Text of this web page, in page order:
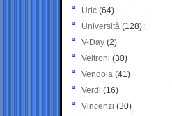
Udc (64)
Università (128)
V-Day (2)
Veltroni (30)
Vendola (41)
Verdi (16)
Vincenzi (30)